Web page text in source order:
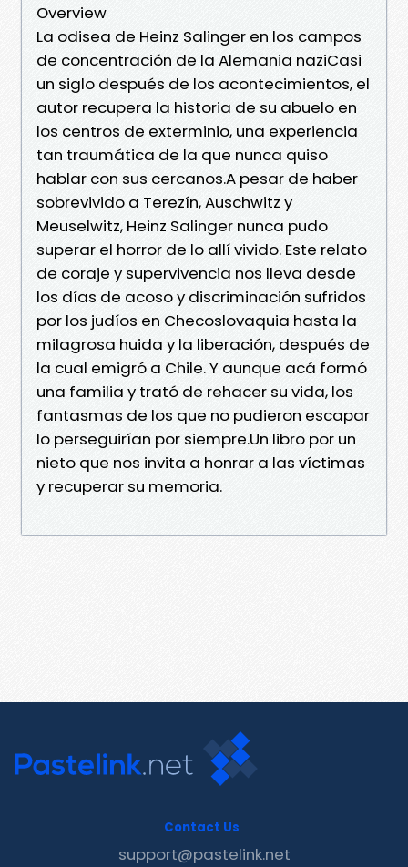
Overview
La odisea de Heinz Salinger en los campos
de concentración de la Alemania naziCasi
un siglo después de los acontecimientos, el
autor recupera la historia de su abuelo en
los centros de exterminio, una experiencia
tan traumática de la que nunca quiso
hablar con sus cercanos.A pesar de haber
sobrevivido a Terezín, Auschwitz y
Meuselwitz, Heinz Salinger nunca pudo
superar el horror de lo allí vivido. Este relato
de coraje y supervivencia nos lleva desde
los días de acoso y discriminación sufridos
por los judíos en Checoslovaquia hasta la
milagrosa huida y la liberación, después de
la cual emigró a Chile. Y aunque acá formó
una familia y trató de rehacer su vida, los
fantasmas de los que no pudieron escapar
lo perseguirían por siempre.Un libro por un
nieto que nos invita a honrar a las víctimas
y recuperar su memoria.
Contact Us
support@pastelink.net